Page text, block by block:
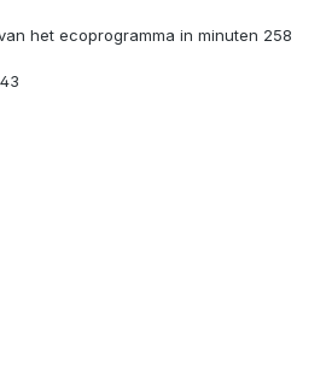
het ecoprogramma in minuten 258